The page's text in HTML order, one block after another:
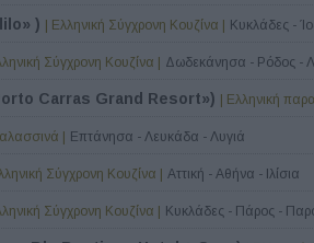
) | Ελληνική Σύγχρονη Κουζίνα | Κυκλάδες -
Σύγχρονη Κουζίνα | Δωδεκάνησα - Ρόδος -
Carras Grand Resort») | Ελληνική
| Επτάνησα - Λευκάδα - Λυγιά
Σύγχρονη Κουζίνα | Αττική - Αθήνα - Ιλίσια
Σύγχρονη Κουζίνα | Κυκλάδες - Πάρος -